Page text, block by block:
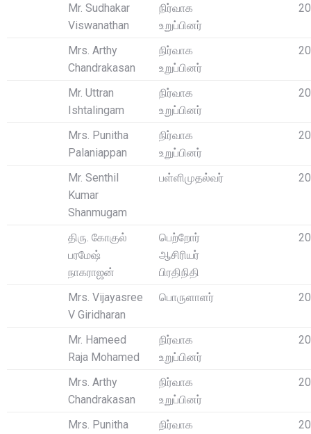
Mr. Sudhakar
Viswanathan
நிர்வாக
உறுப்பினர்
Mrs. Arthy
Chandrakasan
நிர்வாக
உறுப்பினர்
Mr. Uttran
Ishtalingam
நிர்வாக
உறுப்பினர்
Mrs. Punitha
Palaniappan
நிர்வாக
உறுப்பினர்
Mr. Senthil
Kumar
Shanmugam
பள்ளிமுதல்வர்
திரு. கோகுல்
பரமேஷ்
நாகராஜன்
பெற்றோர்
ஆசிரியர்
பிரதிநிதி
Mrs. Vijayasree
V Giridharan
பொருளாளர்
Mr. Hameed
Raja Mohamed
நிர்வாக
உறுப்பினர்
Mrs. Arthy
Chandrakasan
நிர்வாக
உறுப்பினர்
Mrs. Punitha
நிர்வாக